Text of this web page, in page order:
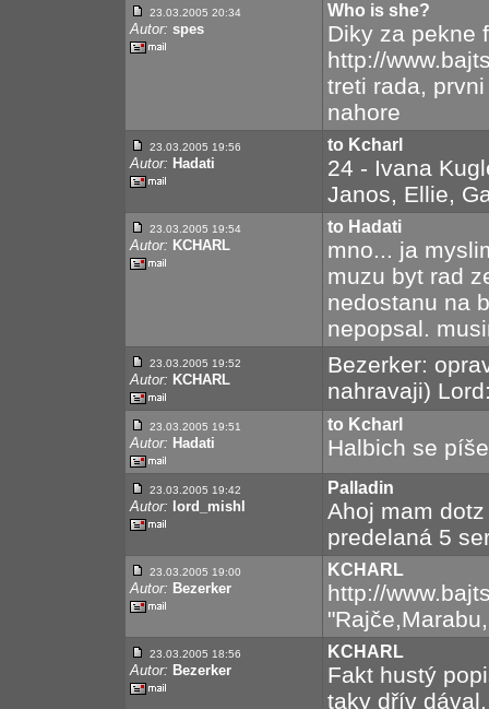
23.03.2005 20:34
Autor: spes
Who is she?
Diky za pekne
http://
treti rada,
nahore
23.03.2005 19:56
Autor: Hadati
to Kcharl
24 - Ivana
Janos, Ellie,
23.03.2005 19:54
Autor: KCHARL
to Hadati
mno... ja
muzu byt rad
nedostanu na
nepopsal.
23.03.2005 19:52
Autor: KCHARL
Bezerker:
nahravaji)
23.03.2005 19:51
Autor: Hadati
to Kcharl
Halbich se
23.03.2005 19:42
Autor: lord_mishl
Palladin
Ahoj mam
predelaná 5
23.03.2005 19:00
Autor: Bezerker
KCHARL
http://
23.03.2005 18:56
Autor: Bezerker
KCHARL
Fakt hustý
taky dřív